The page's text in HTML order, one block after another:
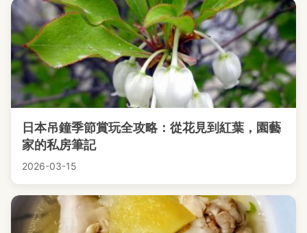
日本吊鐘季節賞玩全攻略：從花見到紅葉，園藝
家的私房筆記
2026-03-15